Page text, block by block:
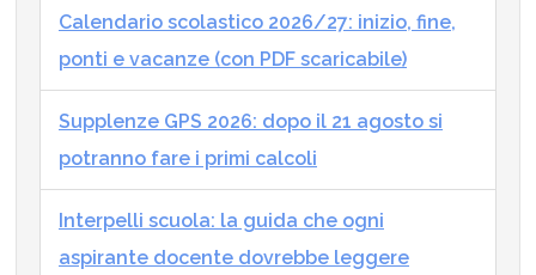
Calendario scolastico 2026/27: inizio, fine,
ponti e vacanze (con PDF scaricabile)
Supplenze GPS 2026: dopo il 21 agosto si
potranno fare i primi calcoli
Interpelli scuola: la guida che ogni
aspirante docente dovrebbe leggere